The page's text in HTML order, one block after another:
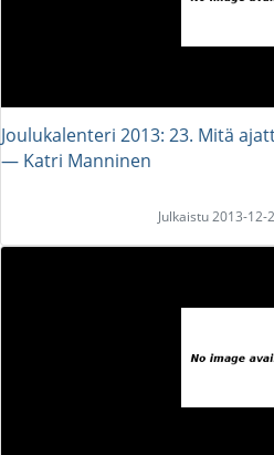
Joulukalenteri 2013: 23. Mitä
― Katri Manninen
Julkaistu 2013-